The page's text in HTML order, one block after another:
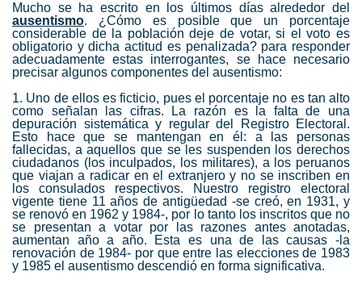
Mucho se ha escrito en los últimos días alrededor del
ausentismo. ¿Cómo es posible que un porcentaje
considerable de la población deje de votar, si el voto es
obligatorio y dicha actitud es penalizada? para responder
adecuadamente estas interrogantes, se hace necesario
precisar algunos componentes del ausentismo:
1. Uno de ellos es ficticio, pues el porcentaje no es tan alto
como señalan las cifras. La razón es la falta de una
depuración sistemática y regular del Registro Electoral.
Esto hace que se mantengan en él: a las personas
fallecidas, a aquellos que se les suspenden los derechos
ciudadanos (los inculpados, los militares), a los peruanos
que viajan a radicar en el extranjero y no se inscriben en
los consulados respectivos. Nuestro registro electoral
vigente tiene 11 años de antigüedad -se creó, en 1931, y
se renovó en 1962 y 1984-, por lo tanto los inscritos que no
se presentan a votar por las razones antes anotadas,
aumentan año a año. Esta es una de las causas -la
renovación de 1984- por que entre las elecciones de 1983
y 1985 el ausentismo descendió en forma significativa.